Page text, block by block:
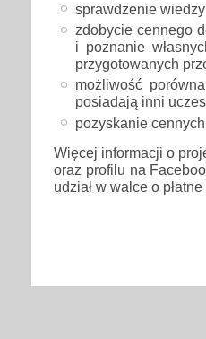
sprawdzenie
zdobycie cennego
i poznanie
przygotowanych
możliwość
posiadają inni
pozyskanie cennych
Więcej informacji o
oraz profilu na
udział w walce o